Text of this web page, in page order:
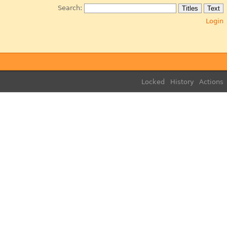
Search:
Login
Locked History Actions